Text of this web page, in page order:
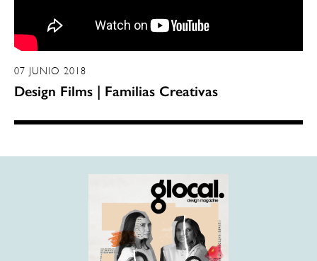
07 JUNIO 2018
Design Films | Familias Creativas